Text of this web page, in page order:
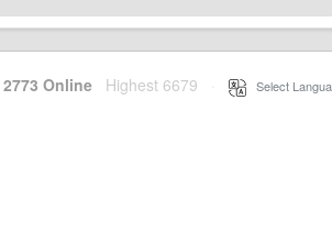
2773 Online Highest 6679 Select